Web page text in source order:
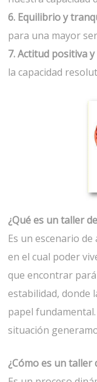
6. Equilibrio y
para una mayor
7. Actitud positiva
la capacidad
¿Qué es un taller
Es un escenario
en el cual poder
que encontrar
estabilidad, donde
papel
situación
¿Cómo es un taller